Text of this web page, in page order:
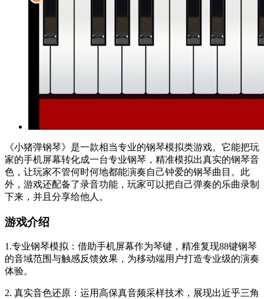
《小猪弹钢琴》是一款相当专业的钢琴模拟类游戏。它能把玩
家的手机屏幕转化成一台专业钢琴，精准模拟出真实的钢琴音
色，让玩家不管何时何地都能演奏自己钟爱的钢琴曲目。此
外，游戏还配备了录音功能，玩家可以把自己弹奏的乐曲录制
下来，并且分享给他人。
游戏介绍
1.专业钢琴模拟：借助手机屏幕作为琴键，精准复现88键钢琴
的音域范围与触感反馈效果，为移动端用户打造专业级的演奏
体验。
2. 真实音色还原：运用高保真音频采样技术，展现出近乎三角